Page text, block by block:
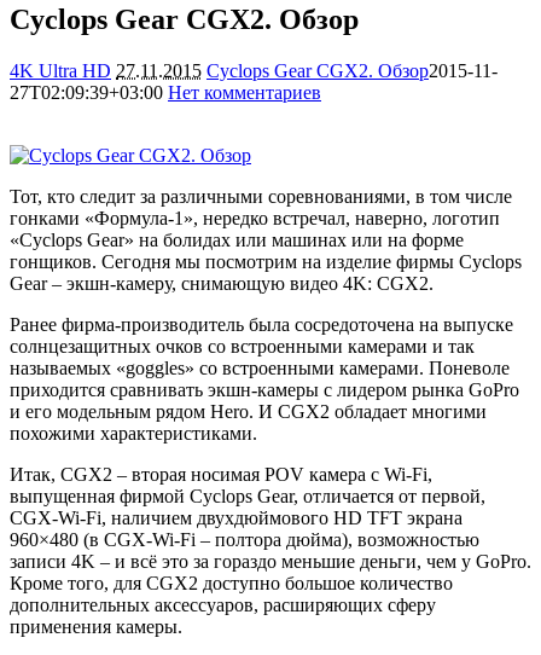
Cyclops Gear CGX2. Обзор
4K Ultra HD 27.11.2015 Cyclops Gear CGX2. Обзор2015-11-
27T02:09:39+03:00 Нет комментариев
Тот, кто следит за различными соревнованиями, в том числе
гонками «Формула-1», нередко встречал, наверно, логотип
«Cyclops Gear» на болидах или машинах или на форме
гонщиков. Сегодня мы посмотрим на изделие фирмы Cyclops
Gear – экшн-камеру, снимающую видео 4K: CGX2.
Ранее фирма-производитель была сосредоточена на выпуске
солнцезащитных очков со встроенными камерами и так
называемых «goggles» со встроенными камерами. Поневоле
приходится сравнивать экшн-камеры с лидером рынка GoPro
и его модельным рядом Hero. И CGX2 обладает многими
похожими характеристиками.
Итак, CGX2 – вторая носимая POV камера с Wi-Fi,
выпущенная фирмой Cyclops Gear, отличается от первой,
CGX-Wi-Fi, наличием двухдюймового HD TFT экрана
960×480 (в CGX-Wi-Fi – полтора дюйма), возможностью
записи 4K – и всё это за гораздо меньшие деньги, чем у GoPro.
Кроме того, для CGX2 доступно большое количество
дополнительных аксессуаров, расширяющих сферу
применения камеры.